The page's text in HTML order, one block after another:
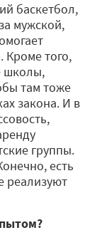
баскетбол,
мужской,
Кроме того,
школы,
там тоже
закона. И в
группы.
есть
реализуют